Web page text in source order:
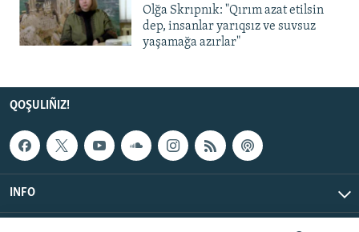
Olğa Skrıpnık: "Qırım azat etilsin
dep, insanlar yarıqsız ve suvsuz
yaşamağa azırlar"
QOŞULIÑIZ!
INFO